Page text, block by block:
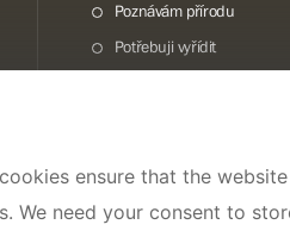
Poznávám přírodu
Potřebuji vyřídit
O nás
ensure that the
We need your consent to